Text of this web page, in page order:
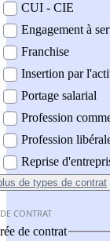
CUI - CIE
Engagement à
Franchise
Insertion par
Portage salarial
Profession
Profession
Reprise
de types de contrat
CONTRAT
de contrat